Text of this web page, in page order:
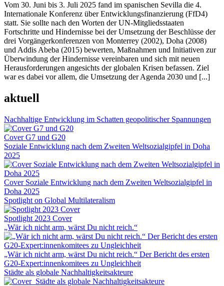
Vom 30. Juni bis 3. Juli 2025 fand im spanischen Sevilla die 4.
Internationale Konferenz über Entwicklungsfinanzierung (FfD4)
statt. Sie sollte nach den Worten der UN-Mitgliedsstaaten
Fortschritte und Hindernisse bei der Umsetzung der Beschlüsse der
drei Vorgängerkonferenzen von Monterrey (2002), Doha (2008)
und Addis Abeba (2015) bewerten, Maßnahmen und Initiativen zur
Überwindung der Hindernisse vereinbaren und sich mit neuen
Herausforderungen angesichts der globalen Krisen befassen. Ziel
war es dabei vor allem, die Umsetzung der Agenda 2030 und [...]
aktuell
Nachhaltige Entwicklung im Schatten geopolitischer Spannungen
Cover G7 und G20
Soziale Entwicklung nach dem Zweiten Weltsozialgipfel in Doha
2025
Cover Soziale Entwicklung nach dem Zweiten Weltsozialgipfel in
Doha 2025
Spotlight on Global Multilateralism
Spotlight 2023 Cover
„Wär ich nicht arm, wärst Du nicht reich.“
„Wär ich nicht arm, wärst Du nicht reich.“ Der Bericht des ersten
G20-Expert:innenkomitees zu Ungleichheit
Städte als globale Nachhaltigkeitsakteure